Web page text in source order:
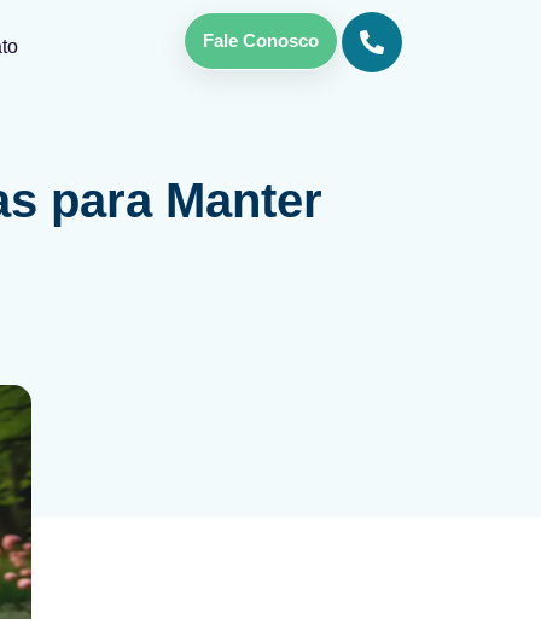
Fale Conosco
para Manter